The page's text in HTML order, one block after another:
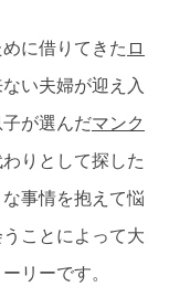
に借りてきた ロ
い夫婦が迎え入
が選んだマンク
りとして探した
事情を抱えて悩
ことによって大
リーです。